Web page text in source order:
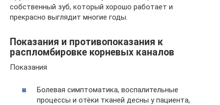
собственный зуб, который хорошо работает и
прекрасно выглядит многие годы.
Показания и противопоказания к
распломбировке корневых каналов
Показания
Болевая симптоматика, воспалительные
процессы и отёки тканей десны у пациента,